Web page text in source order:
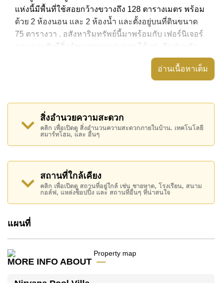
แห่งนี้มีพื้นที่ใช้สอยกว้างขวางถึง 128 ตารางเมตร พร้อม
ด้วย 2 ห้องนอน และ 2 ห้องน้ำ และตั้งอยู่บนที่ดินขนาด
75 ตารางวา . อสังหาริมทรัพย์นี้มาพร้อมกับ เฟอร์นิเจอร์
ครบ และยังมีสิ่งอำนวยความสะดวก ได้แก่ , ยิมส่วนตัว
อสังหาริมทรัพย์นี้สามารถใช้ สระว่ายน้ำ ส่วนตัว ได้
Nirvana Pool Villa มีสิ่งอำนวยความสะดวกส่วนกลาง
สถานที่สำคัญใกล้ Nirvana Pool Villa ได้แก่: บิ๊กซีพัทยา
ใต้, แม็คโคร , ตลาดน้ำสี่ภาคพัทยา, พัทยาปาร์ค , เอเชีย
9 หลุม กอล์ฟ, สยามคันทรีคลับ (สนามเก่า ไร่ ริมน้ำ และ
โรลลิ่งฮิลส์) , รพ.กรุงเทพจอมเทียน
บาท
โฉนดที่ดินของอสังหาริมทรัพย์นี้อยู่ภายใต้กรรมสิทธิ์ ชื่อ
ค้นพบโอกาสในการทำให้ที่อยู่อาศัยนี้เป็นบ้านในฝันของ
คุณ!
ติดต่อ Cornerstone Real Estate โทร +6638411250
หรือ อีเมล info@cornerstone.co.th
อ่านเนื้อหาเต็ม
สิ่งอำนวยความสะดวก
คลิก เพื่อเปิดดู สิ่งอำนวนความสะดวกภายในบ้าน. เทคโนโลยี
สมาร์ทโฮม, และ อื่นๆ
สถานที่ใกล้เคียง
คลิก เพื่อเปิดดู สถานที่อยู่ใกล้ เช่น ชายหาด, โรงเรียน, สนาม
กอล์ฟ, แหล่งช็อปปิ้ง และ สถานที่อื่นๆ ที่น่าสนใจ
แผนที่
MORE INFO ABOUT